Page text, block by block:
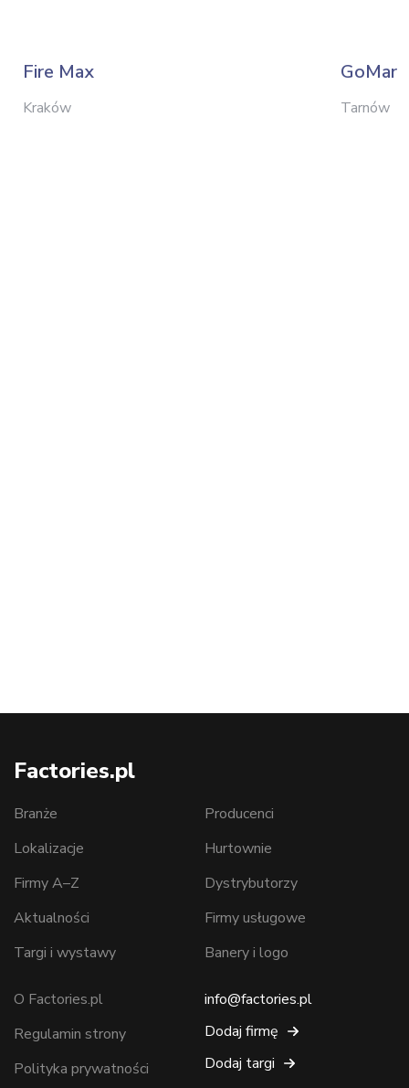
Fire Max
Kraków
GoMar
Tarnów
Factories.pl
Branże
Lokalizacje
Firmy A–Z
Aktualności
Targi i wystawy
Producenci
Hurtownie
Dystrybutorzy
Firmy usługowe
Banery i logo
O Factories.pl
Regulamin strony
Polityka prywatności
info@factories.pl
Dodaj firmę
Dodaj targi